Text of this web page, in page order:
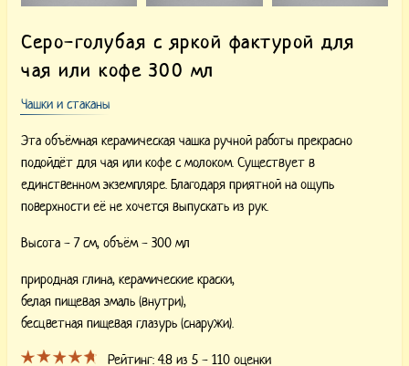
Серо-голубая с яркой фактурой для
чая или кофе 300 мл
Чашки и стаканы
Эта объёмная керамическая чашка ручной работы прекрасно
подойдёт для чая или кофе с молоком. Существует в
единственном экземпляре. Благодаря приятной на ощупь
поверхности её не хочется выпускать из рук.
Высота - 7 см, объём - 300 мл
природная глина, керамические краски,
белая пищевая эмаль (внутри),
бесцветная пищевая глазурь (снаружи).
Рейтинг:4.8 из 5 -110 оценки